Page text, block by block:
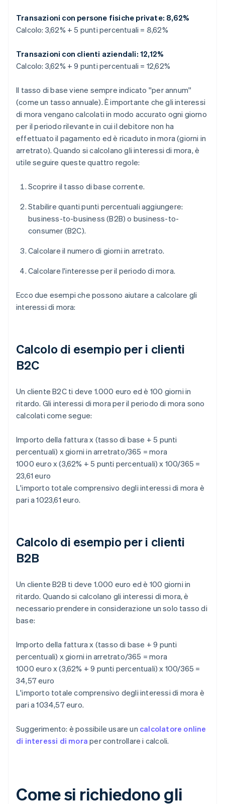
Transazioni con persone fisiche private: 8,62%
Calcolo: 3,62% + 5 punti percentuali = 8,62%
Transazioni con clienti aziendali: 12,12%
Calcolo: 3,62% + 9 punti percentuali = 12,62%
Il tasso di base viene sempre indicato ''per annum''
(come un tasso annuale). È importante che gli interessi
di mora vengano calcolati in modo accurato ogni giorno
per il periodo rilevante in cui il debitore non ha
effettuato il pagamento ed è ricaduto in mora (giorni in
arretrato). Quando si calcolano gli interessi di mora, è
utile seguire queste quattro regole:
Scoprire il tasso di base corrente.
Stabilire quanti punti percentuali aggiungere:
business-to-business (B2B) o business-to-
consumer (B2C).
Calcolare il numero di giorni in arretrato.
Calcolare l'interesse per il periodo di mora.
Ecco due esempi che possono aiutare a calcolare gli
interessi di mora:
Calcolo di esempio per i clienti
B2C
Un cliente B2C ti deve 1.000 euro ed è 100 giorni in
ritardo. Gli interessi di mora per il periodo di mora sono
calcolati come segue:
Importo della fattura x (tasso di base + 5 punti
percentuali) x giorni in arretrato/365 = mora
1000 euro x (3,62% + 5 punti percentuali) x 100/365 =
23,61 euro
L'importo totale comprensivo degli interessi di mora è
pari a 1023,61 euro.
Calcolo di esempio per i clienti
B2B
Un cliente B2B ti deve 1.000 euro ed è 100 giorni in
ritardo. Quando si calcolano gli interessi di mora, è
necessario prendere in considerazione un solo tasso di
base:
Importo della fattura x (tasso di base + 9 punti
percentuali) x giorni in arretrato/365 = mora
1000 euro x (3,62% + 9 punti percentuali) x 100/365 =
34,57 euro
L'importo totale comprensivo degli interessi di mora è
pari a 1034,57 euro.
Suggerimento: è possibile usare un calcolatore online
di interessi di mora per controllare i calcoli.
Come si richiedono gli